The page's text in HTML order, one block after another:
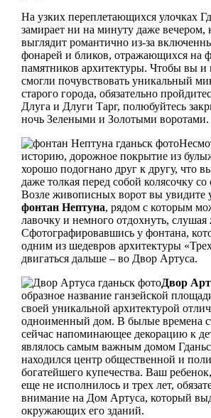
На узких переплетающихся улочках
замирает ни на минуту даже вечером,
выглядит романтично из-за
фонарей и бликов, отражающихся на
памятников архитектуры. Чтобы вы и
смогли почувствовать уникальный
старого города, обязательно
Длуга и Длуги Тарг, полюбуйтесь
ночь Зелеными и Золотыми воротами.
историю, дорожное покрытие из
хорошо подогнано друг к другу, что
даже толкая перед собой колясочку
Возле живописных ворот вы увидите
фонтан Нептуна, рядом с которым
лавочку и немного отдохнуть,
Сфотографировавшись у фонтана,
одним из шедевров архитектуры
двигаться дальше – во Двор Артуса.
Двор
образное название ганзейской
своей уникальной архитектурой
одноименный дом. В былые времена
сейчас напоминающее декорацию к
являлось самым важным домом
находился центр общественной и
богатейшего купечества. Ваш
еще не исполнилось и трех лет,
внимание на Дом Артуса, который
окружающих его зданий.